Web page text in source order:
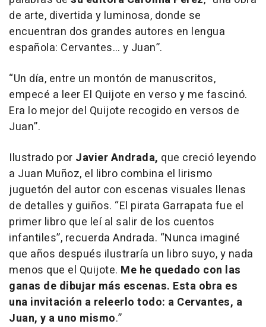
de arte, divertida y luminosa, donde se
encuentran dos grandes autores en lengua
española: Cervantes… y Juan”.
“Un día, entre un montón de manuscritos,
empecé a leer El Quijote en versoy me fascinó.
Era lo mejor del Quijote recogido en versos de
Juan”.
Ilustrado por Javier Andrada, que creció leyendo
a Juan Muñoz, el libro combina el lirismo
juguetón del autor con escenas visuales llenas
de detalles y guiños. “El pirata Garrapata fue el
primer libro que leí al salir de los cuentos
infantiles”, recuerda Andrada. “Nunca imaginé
que años después ilustraría un libro suyo, y nada
menos que el Quijote. Me he quedado con las
ganas de dibujar más escenas. Esta obra es
una invitación a releerlo todo: a Cervantes, a
Juan, y a uno mismo.”